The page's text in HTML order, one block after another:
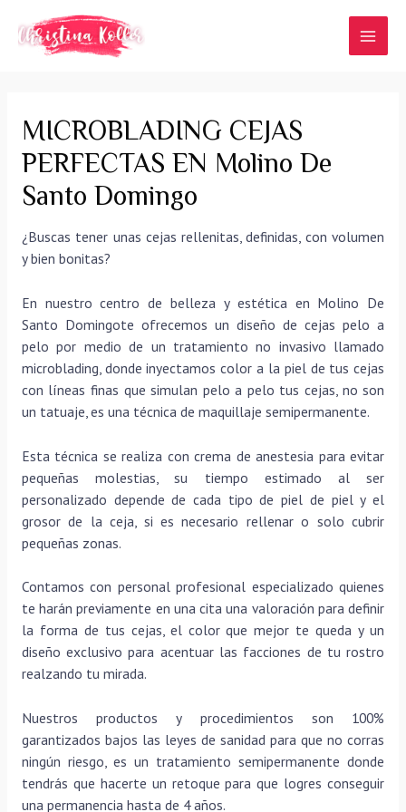
contenido
MICROBLADING CEJAS
PERFECTAS EN Molino De
Santo Domingo
¿Buscas tener unas cejas rellenitas, definidas, con volumen
y bien bonitas?
En nuestro centro de belleza y estética en Molino De
Santo Domingote ofrecemos un diseño de cejas pelo a
pelo por medio de un tratamiento no invasivo llamado
microblading, donde inyectamos color a la piel de tus cejas
con líneas finas que simulan pelo a pelo tus cejas, no son
un tatuaje, es una técnica de maquillaje semipermanente.
Esta técnica se realiza con crema de anestesia para evitar
pequeñas molestias, su tiempo estimado al ser
personalizado depende de cada tipo de piel de piel y el
grosor de la ceja, si es necesario rellenar o solo cubrir
pequeñas zonas.
Contamos con personal profesional especializado quienes
te harán previamente en una cita una valoración para definir
la forma de tus cejas, el color que mejor te queda y un
diseño exclusivo para acentuar las facciones de tu rostro
realzando tu mirada.
Nuestros productos y procedimientos son 100%
garantizados bajos las leyes de sanidad para que no corras
ningún riesgo, es un tratamiento semipermanente donde
tendrás que hacerte un retoque para que logres conseguir
una permanencia hasta de 4 años.